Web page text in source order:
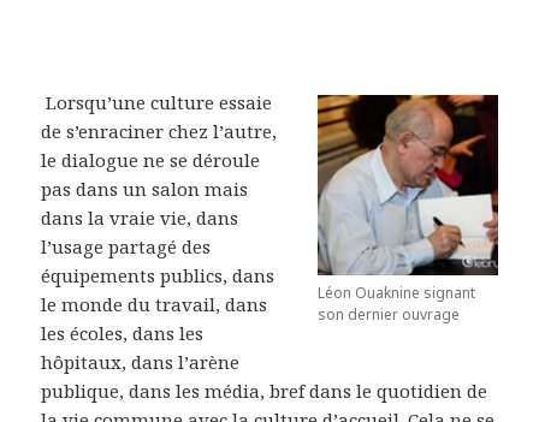
Léon Ouaknine signant
son dernier ouvrage
Lorsqu’une culture essaie
de s’enraciner chez l’autre,
le dialogue ne se déroule
pas dans un salon mais
dans la vraie vie, dans
l’usage partagé des
équipements publics, dans
le monde du travail, dans
les écoles, dans les
hôpitaux, dans l’arène
publique, dans les média, bref dans le quotidien de